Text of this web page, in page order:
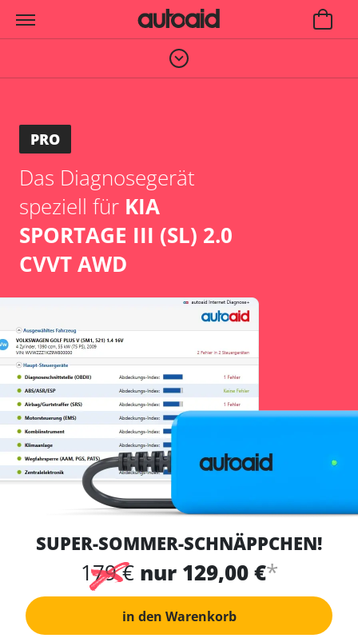
PRO
Das Diagnosegerät
speziell für KIA
SPORTAGE III (SL) 2.0
CVVT AWD
SUPER-SOMMER-SCHNÄPPCHEN!
179 € nur 129,00 €*
in den Warenkorb